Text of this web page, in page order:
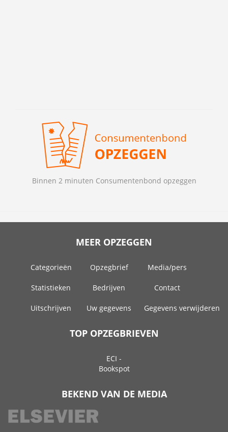
Binnen 2 minuten Consumentenbond opzeggen
MEER OPZEGGEN
Categorieën Opzegbrief Media/pers
Statistieken Bedrijven Contact
Uitschrijven Uw gegevens Gegevens verwijderen
TOP OPZEGBRIEVEN
ECI -
Bookspot
BEKEND VAN DE MEDIA